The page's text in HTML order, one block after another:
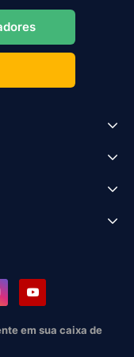
em sua caixa de